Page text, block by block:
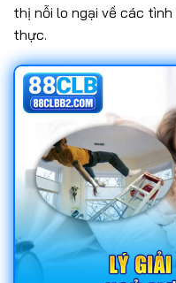
thị nỗi lo ngại về các
thực.